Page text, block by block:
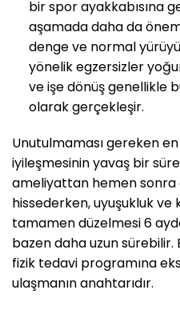
bir spor ayakkabısına
aşamada daha da
denge ve normal
yönelik egzersizler
ve işe dönüş genellikle
olarak gerçekleşir.
Unutulmaması gereken
iyileşmesinin yavaş bir
ameliyattan hemen sonra
hissederken, uyuşukluk
tamamen düzelmesi 6
bazen daha uzun sürebilir.
fizik tedavi programına
ulaşmanın anahtarıdır.